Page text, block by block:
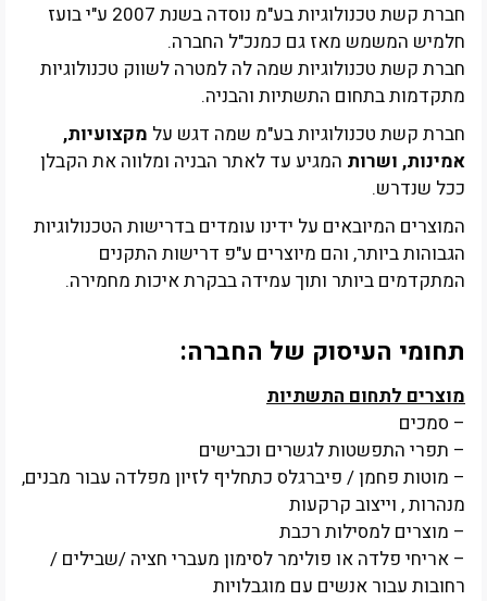
חברת קשת טכנולוגיות בע"מ נוסדה בשנת 2007 ע"י בועז
חלמיש המשמש מאז גם כמנכ"ל החברה.
חברת קשת טכנולוגיות שמה לה למטרה לשווק טכנולוגיות
מתקדמות בתחום התשתיות והבניה.
חברת קשת טכנולוגיות בע"מ שמה דגש על מקצועיות,
אמינות, ושרות המגיע עד לאתר הבניה ומלווה את הקבלן
ככל שנדרש.
המוצרים המיובאים על ידינו עומדים בדרישות הטכנולוגיות
הגבוהות ביותר, והם מיוצרים ע"פ דרישות התקנים
המתקדמים ביותר ותוך עמידה בבקרת איכות מחמירה.
תחומי העיסוק של החברה:
מוצרים לתחום התשתיות
– סמכים
– תפרי התפשטות לגשרים וכבישים
– מוטות פחמן / פיברגלס כתחליף לזיון מפלדה עבור מבנים,
מנהרות , וייצוב קרקעות
– מוצרים למסילות רכבת
– אריחי פלדה או פולימר לסימון מעברי חציה /שבילים /
רחובות עבור אנשים עם מוגבלויות